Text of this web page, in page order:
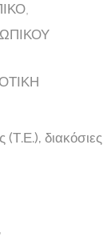
διακόσιες